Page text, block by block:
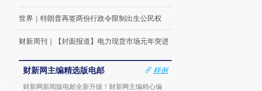
世界 ｜ 特朗普再签两份行政令限制出生公民权
财新周刊 ｜ 【封面报道】电力现货市场元年突进
财新网主编精选版电邮
样例
财新网新闻版电邮全新升级！财新网主编精心编